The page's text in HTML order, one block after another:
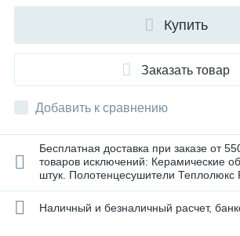
Купить
Заказать товар
Добавить к сравнению
Бесплатная доставка при заказе от
товаров исключений: Керамические
штук. Полотенцесушители Теплолюкс
Наличный и безналичный расчет,